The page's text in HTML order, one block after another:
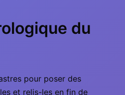
du
pour poser des
et relis-les en fin de